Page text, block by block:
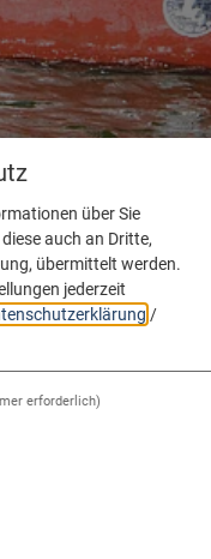
über Sie
auch an Dritte,
übermittelt werden.
jederzeit
/
erforderlich)